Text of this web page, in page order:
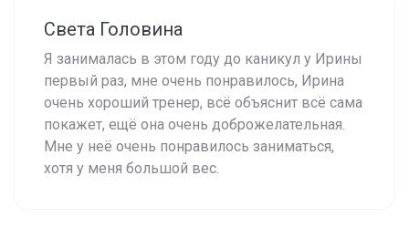
Света Головина
Я занималась в этом году до каникул у Ирины
первый раз, мне очень понравилось, Ирина
очень хороший тренер, всё объяснит всё сама
покажет, ещё она очень доброжелательная.
Мне у неё очень понравилось заниматься,
хотя у меня большой вес.